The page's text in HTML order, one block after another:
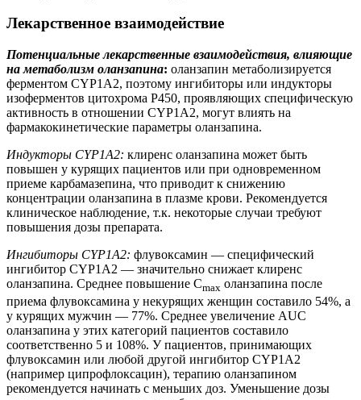
Лекарственное взаимодействие
Потенциальные лекарственные взаимодействия, влияющие
на метаболизм оланзапина: оланзапин метаболизируется
ферментом CYP1A2, поэтому ингибиторы или индукторы
изоферментов цитохрома Р450, проявляющих специфическую
активность в отношении CYP1А2, могут влиять на
фармакокинетические параметры оланзапина.
Индукторы CYP1A2: клиренс оланзапина может быть
повышен у курящих пациентов или при одновременном
приеме карбамазепина, что приводит к снижению
концентрации оланзапина в плазме крови. Рекомендуется
клиническое наблюдение, т.к. некоторые случаи требуют
повышения дозы препарата.
Ингибиторы CYP1A2: флувоксамин — специфический
ингибитор CYP1A2 — значительно снижает клиренс
оланзапина. Среднее повышение Cmax оланзапина после
приема флувоксамина у некурящих женщин составило 54%, а
у курящих мужчин — 77%. Среднее увеличение AUC
оланзапина у этих категорий пациентов составило
соответственно 5 и 108%. У пациентов, принимающих
флувоксамин или любой другой ингибитор CYP1A2
(например ципрофлоксацин), терапию оланзапином
рекомендуется начинать с меньших доз. Уменьшение дозы